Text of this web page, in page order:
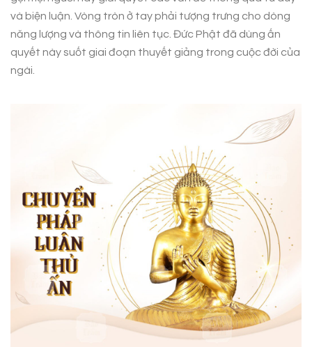
và biện luận. Vòng tròn ở tay phải tượng trưng cho dòng
năng lượng và thông tin liên tục. Đức Phật đã dùng ấn
quyết này suốt giai đoạn thuyết giảng trong cuộc đời của
ngài.